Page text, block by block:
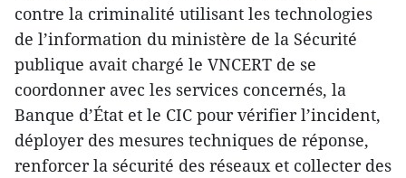
contre la criminalité utilisant les technologies
de l’information du ministère de la Sécurité
publique avait chargé le VNCERT de se
coordonner avec les services concernés, la
Banque d’État et le CIC pour vérifier l’incident,
déployer des mesures techniques de réponse,
renforcer la sécurité des réseaux et collecter des